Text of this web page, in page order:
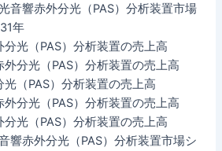
音響赤外分光（PAS）分析装置市場
年
分光（PAS）分析装置の売上高
外分光（PAS）分析装置の売上高
光（PAS）分析装置の売上高
外分光（PAS）分析装置の売上高
分光（PAS）分析装置の売上高
響赤外分光（PAS）分析装置市場シ